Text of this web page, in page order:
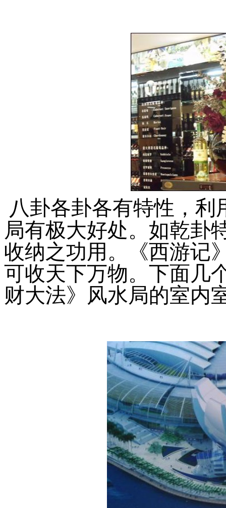
八卦各卦各有特性，
局有极大好处。如乾卦
收纳之功用。《西游记
可收天下万物。下面几
财大法》风水局的室内